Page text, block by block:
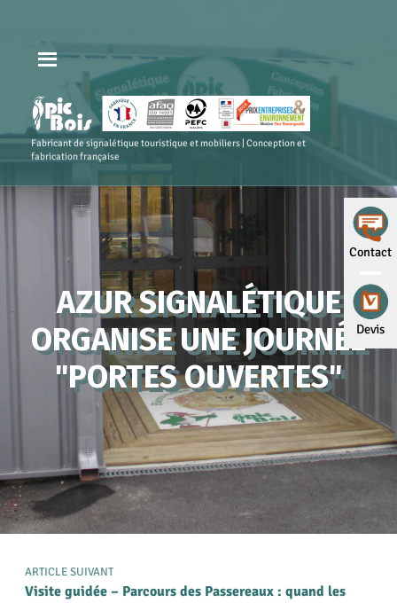
Contact
Devis
Fabricant de signalétique touristique et mobiliers | Conception et
fabrication française
ARTICLE SUIVANT
Visite guidée – Parcours des Passereaux : quand les
AZUR SIGNALÉTIQUE
ORGANISE UNE JOURNÉE
"PORTES OUVERTES"